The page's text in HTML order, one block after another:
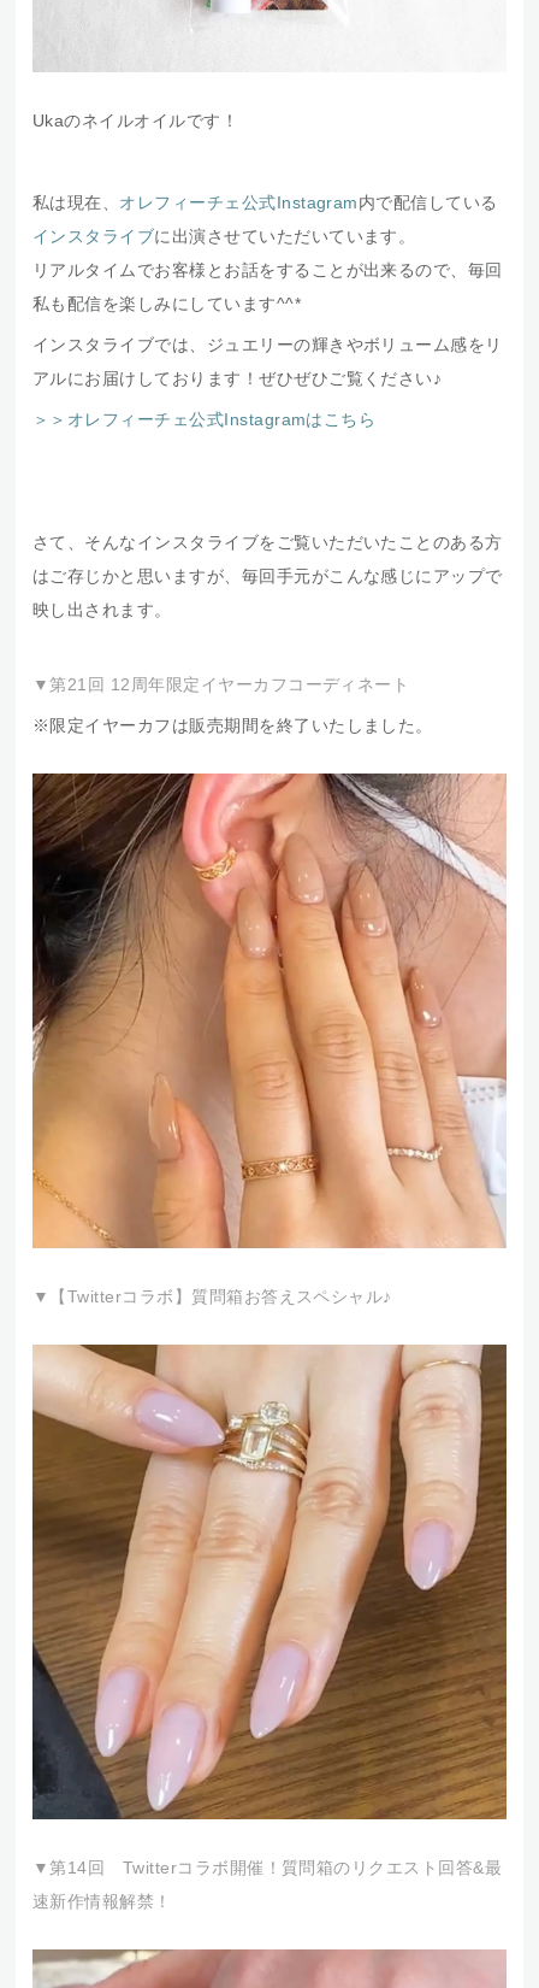
Ukaのネイルオイルです！
私は現在、 オレフィーチェ公式Instagram内で配信している
インスタライブに出演させていただいています。
リアルタイムでお客様とお話をすることが出来るので、毎回
私も配信を楽しみにしています^^*
インスタライブでは、ジュエリーの輝きやボリューム感をリ
アルにお届けしております！ぜひぜひご覧ください♪
＞＞オレフィーチェ公式Instagramはこちら
さて、そんなインスタライブをご覧いただいたことのある方
はご存じかと思いますが、毎回手元がこんな感じにアップで
映し出されます。
▼第21回 12周年限定イヤーカフコーディネート
※限定イヤーカフは販売期間を終了いたしました。
▼【Twitterコラボ】質問箱お答えスペシャル♪
▼第14回 Twitterコラボ開催！質問箱のリクエスト回答&最
速新作情報解禁！